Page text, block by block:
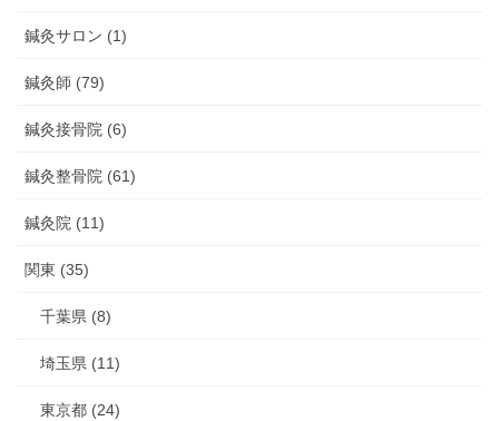
鍼灸サロン (1)
鍼灸師 (79)
鍼灸接骨院 (6)
鍼灸整骨院 (61)
鍼灸院 (11)
関東 (35)
千葉県 (8)
埼玉県 (11)
東京都 (24)